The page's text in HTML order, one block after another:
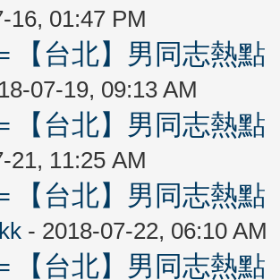
16, 01:47 PM
【台北】男同志熱
07-19, 09:13 AM
【台北】男同志熱
21, 11:25 AM
【台北】男同志熱
- 2018-07-22, 06:10 AM
【台北】男同志熱